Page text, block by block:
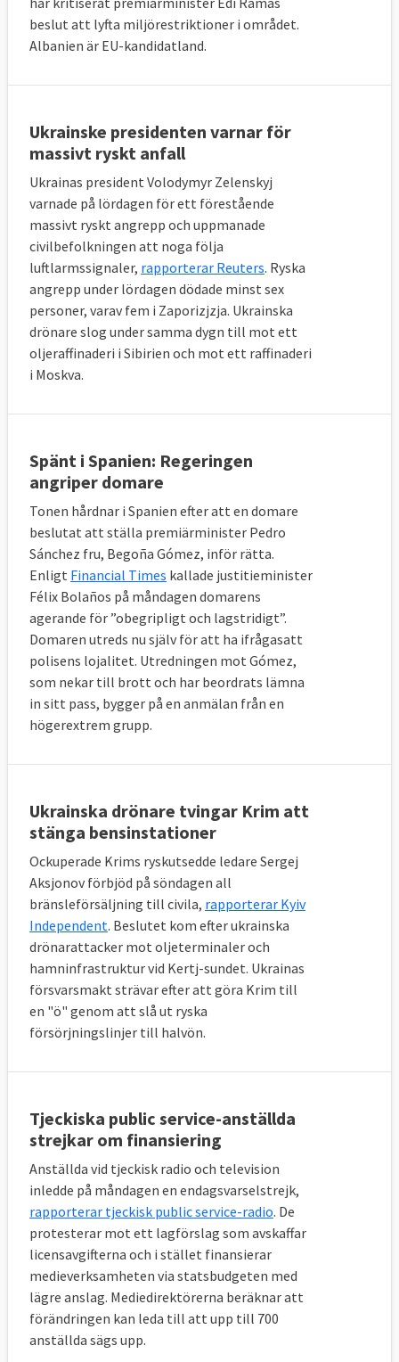
beslut att lyfta miljörestriktioner i området.
Albanien är EU-kandidatland.
Ukrainske presidenten varnar för
massivt ryskt anfall
Ukrainas president Volodymyr Zelenskyj
varnade på lördagen för ett förestående
massivt ryskt angrepp och uppmanade
civilbefolkningen att noga följa
luftlarmssignaler, rapporterar Reuters. Ryska
angrepp under lördagen dödade minst sex
personer, varav fem i Zaporizjzja. Ukrainska
drönare slog under samma dygn till mot ett
oljeraffinaderi i Sibirien och mot ett raffinaderi
i Moskva.
Spänt i Spanien: Regeringen
angriper domare
Tonen hårdnar i Spanien efter att en domare
beslutat att ställa premiärminister Pedro
Sánchez fru, Begoña Gómez, inför rätta.
Enligt Financial Times kallade justitieminister
Félix Bolaños på måndagen domarens
agerande för ”obegripligt och lagstridigt”.
Domaren utreds nu själv för att ha ifrågasatt
polisens lojalitet. Utredningen mot Gómez,
som nekar till brott och har beordrats lämna
in sitt pass, bygger på en anmälan från en
högerextrem grupp.
Ukrainska drönare tvingar Krim att
stänga bensinstationer
Ockuperade Krims ryskutsedde ledare Sergej
Aksjonov förbjöd på söndagen all
bränsleförsäljning till civila, rapporterar Kyiv
Independent. Beslutet kom efter ukrainska
drönarattacker mot oljeterminaler och
hamninfrastruktur vid Kertj-sundet. Ukrainas
försvarsmakt strävar efter att göra Krim till
en "ö" genom att slå ut ryska
försörjningslinjer till halvön.
Tjeckiska public service-anställda
strejkar om finansiering
Anställda vid tjeckisk radio och television
inledde på måndagen en endagsvarselstrejk,
rapporterar tjeckisk public service-radio. De
protesterar mot ett lagförslag som avskaffar
licensavgifterna och i stället finansierar
medieverksamheten via statsbudgeten med
lägre anslag. Mediedirektörerna beräknar att
förändringen kan leda till att upp till 700
anställda sägs upp.